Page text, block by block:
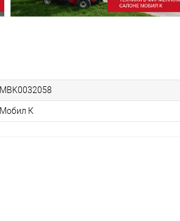
MBK0032058
Мобил К